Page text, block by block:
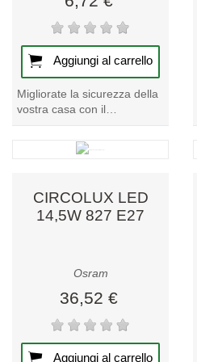
Aggiungi al carrello
Migliorate la sicurezza della
vostra casa con il
campanello senza fili
NUTKA 3V L. Godetevi la
CIRCOLUX LED
14,5W 827 E27
Osram
36,52 €
Aggiungi al carrello